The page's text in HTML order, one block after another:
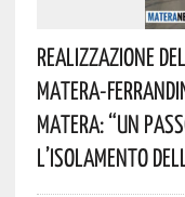
Realizzazione
Matera-
Matera: “Un
L’isolamento